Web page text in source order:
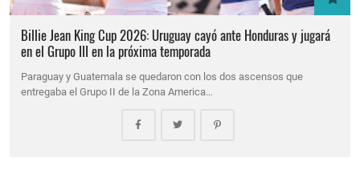
Billie Jean King Cup 2026: Uruguay cayó ante Honduras y jugará
en el Grupo III en la próxima temporada
Paraguay y Guatemala se quedaron con los dos ascensos que
entregaba el Grupo II de la Zona America…